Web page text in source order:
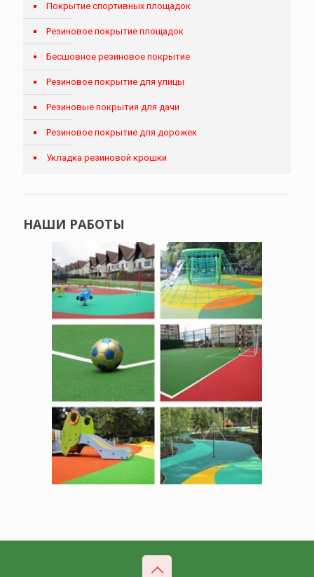
Покрытие спортивных площадок
Резиновое покрытие площадок
Бесшовное резиновое покрытие
Резиновое покрытие для улицы
Резиновые покрытия для дачи
Резиновое покрытие для дорожек
Укладка резиновой крошки
НАШИ РАБОТЫ